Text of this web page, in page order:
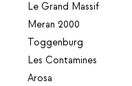
Le Grand Massif
Meran 2000
Toggenburg
Les Contamines
Arosa